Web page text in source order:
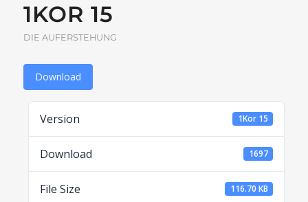
1KOR 15
DIE AUFERSTEHUNG
Download
Version 1Kor 15
Download 1697
File Size 116.70 KB